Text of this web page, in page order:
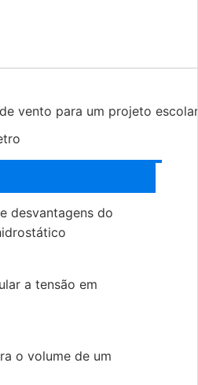
vento para um projeto escolar
desvantagens do
a tensão em
o volume de um